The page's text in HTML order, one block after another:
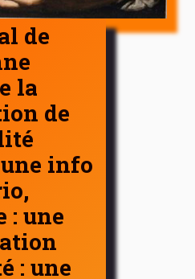
de
la
de
info
: une
: une